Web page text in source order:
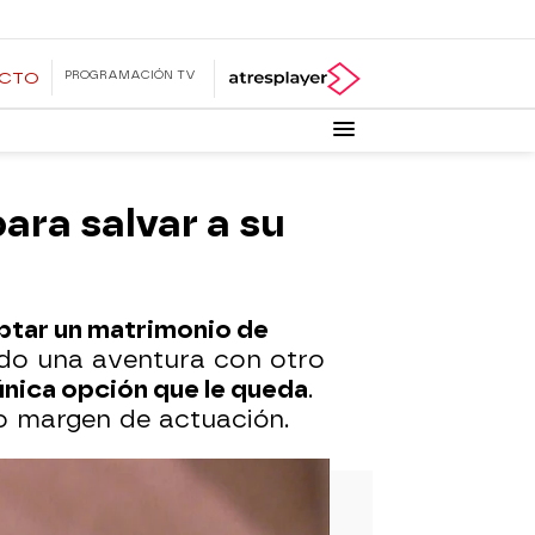
PROGRAMACIÓN TV
salvar a su
un matrimonio de
una aventura con otro
opción que le queda.
margen de actuación.